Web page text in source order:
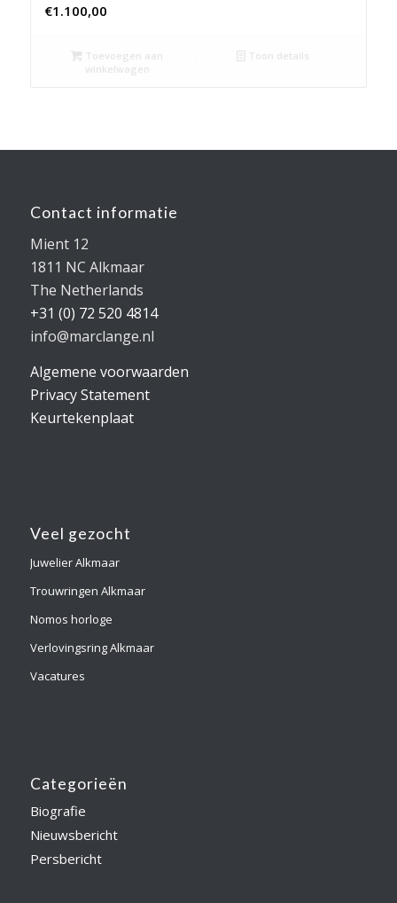
€1.100,00
Toevoegen aan
winkelwagen
Toon details
Contact informatie
Mient 12
1811 NC Alkmaar
The Netherlands
+31 (0) 72 520 4814
info@marclange.nl
Algemene voorwaarden
Privacy Statement
Keurtekenplaat
Veel gezocht
Juwelier Alkmaar
Trouwringen Alkmaar
Nomos horloge
Verlovingsring Alkmaar
Vacatures
Categorieën
Biografie
Nieuwsbericht
Persbericht